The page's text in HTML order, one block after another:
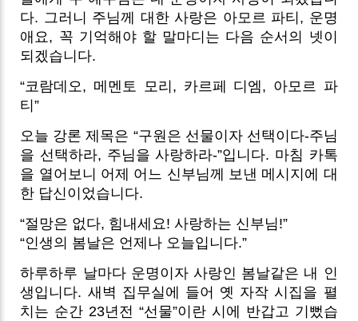
다. 그러니 주님께 대한 사랑은 아모르 파티, 운명
애요, 꼭 기억해야 할 말마디는 다음 순서의 넷이
되겠습니다.
“코람데오, 메멘토 모리, 카르페 디엠, 아모르 파
티”
오늘 강론 제목은 “구원은 선물이자 선택이다-주님
을 선택하라, 주님을 사랑하라-”입니다. 마침 카톡
을 열어보니 어제 어느 신부님께 보낸 메시지에 대
한 답신이었습니다.
“절망은 없다, 힘내세요! 사랑하는 신부님!”
“인생의 봄날은 언제나 오늘입니다.”
하루하루 날마다 운명이자 사랑인 봄날같은 내 인
생입니다. 새벽 집무실에 들어 옛 자작 시집을 펼
치는 순간 23년전 “선물”이란 시에 반갑고 기뻤습